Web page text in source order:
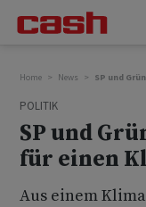
Home News SP und
POLITIK
SP und
für einen
Aus einem